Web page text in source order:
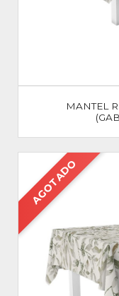
MANTEL
AGOTADO